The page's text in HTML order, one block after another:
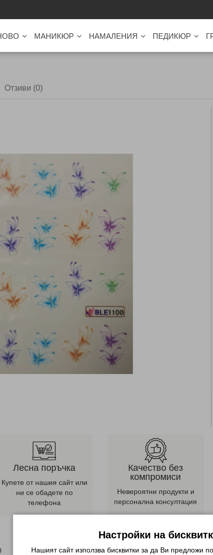
МАНИКЮР НАМАЛЕНИЯ ПЕДИКЮР
Отзиви (0)
Лесна поръчка
Купете от нашия сайт или
ни се обадете по
телефона
Качество без
компромиси
Невероятни продукти и
персонална консултация
Описание
Настройки на
Нашият сайт използва бисквитки за да Ви предложи